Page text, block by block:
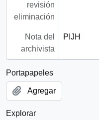
revisión
eliminación
Nota del
archivista
PIJH
Portapapeles
Agregar
Explorar